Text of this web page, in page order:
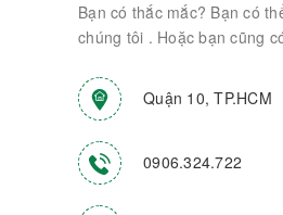
Bạn có thắc mắc? Bạn có
chúng tôi . Hoặc bạn cũng
Quận 10, TP.HCM
0906.324.722